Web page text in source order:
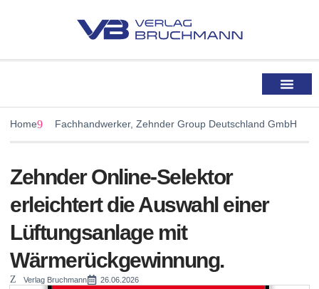
Home Fachhandwerker, Zehnder Group Deutschland GmbH
Zehnder Online-Selektor
erleichtert die Auswahl einer
Lüftungsanlage mit
Wärmerückgewinnung.
Verlag Bruchmann 26.06.2026